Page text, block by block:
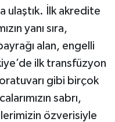
ulaştık. İlk akredite
yanı sıra,
alan, engelli
ilk transfüzyon
gibi birçok
sabrı,
özverisiyle